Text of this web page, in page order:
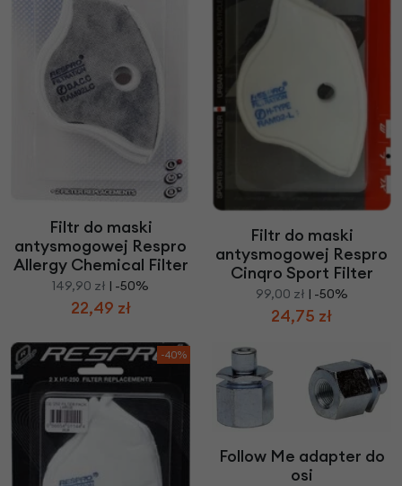
Filtr do maski
antysmogowej Respro
Allergy Chemical Filter
149,90 zł | -50%
22,49 zł
Filtr do maski
antysmogowej Respro
Cinqro Sport Filter
99,00 zł | -50%
24,75 zł
-40%
Follow Me adapter do
osi